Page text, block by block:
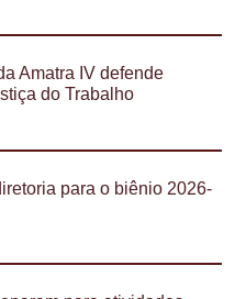
Amatra IV defende
do Trabalho
para o biênio 2026-